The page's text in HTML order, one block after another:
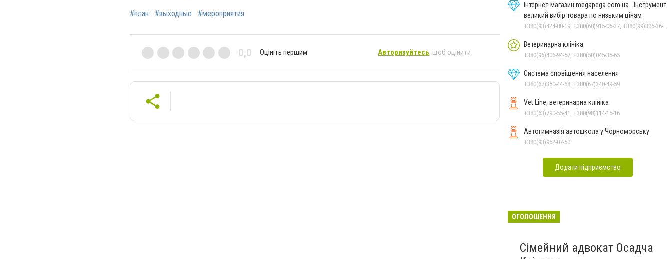
#план #выходные #мероприятия
0,0 Оцініть першим Авторизуйтесь, щоб оцінити
Інтернет-магазин megapega.com.ua - Інструмент
великий вибір товара по низьким цінам
Ветеринарна клініка
+380(96)406-94-57, +380(50)045-35-65
Система сповіщення населення
+380(67)350-44-68, +380(67)340-49-59
Vet Line, ветеринарна клініка
+380(63)790-55-41, +380(98)114-15-16
Автогимназія автошкола у Чорноморську
+380(93)952-07-50
Додати підприємство
ОГОЛОШЕННЯ
Сімейний адвокат Осадча